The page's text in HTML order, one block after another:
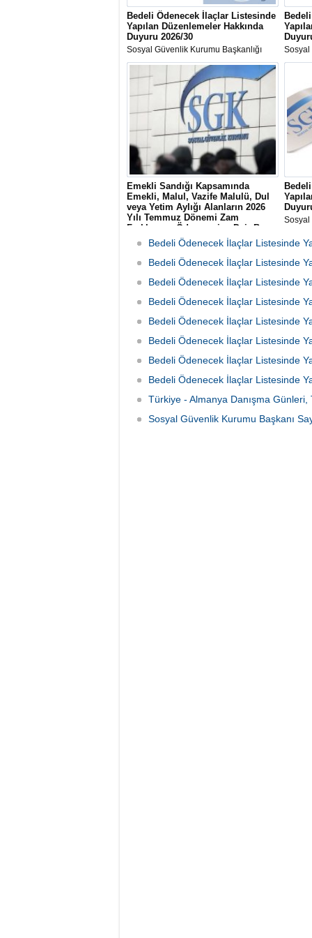
Bedeli Ödenecek İlaçlar Listesinde
Yapılan Düzenlemeler Hakkında
Duyuru 2026/30
Sosyal Güvenlik Kurumu Başkanlığı
tarafından "Bedeli Ödenecek İlaçlar
Listesinde Yapılan Düzenlemeler-
2026/30" konulu duyuru yayımlandı.
Sosyal
2026/
Emekli Sandığı Kapsamında
Emekli, Malul, Vazife Malulü, Dul
veya Yetim Aylığı Alanların 2026
Yılı Temmuz Dönemi Zam
Farklarının Ödenmesine Dair Basın
Duyurusu
Sosyal Güvenlik Kurumu Başkanlığı
tarafından Emekli Sandığı Kapsamında
Yetim Aylığı Alanların 2026 Yılı Temmuz
duyuru yayımlandı.
Sosyal
2026/
Bedeli Ödenecek İlaçlar Listesinde
Bedeli Ödenecek İlaçlar Listesinde
Bedeli Ödenecek İlaçlar Listesinde
Bedeli Ödenecek İlaçlar Listesinde
Bedeli Ödenecek İlaçlar Listesinde
Bedeli Ödenecek İlaçlar Listesinde
Bedeli Ödenecek İlaçlar Listesinde
Bedeli Ödenecek İlaçlar Listesinde
Türkiye - Almanya Danışma
Sosyal Güvenlik Kurumu Başkanı